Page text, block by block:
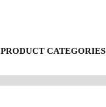
PRODUCT CATEGORIES